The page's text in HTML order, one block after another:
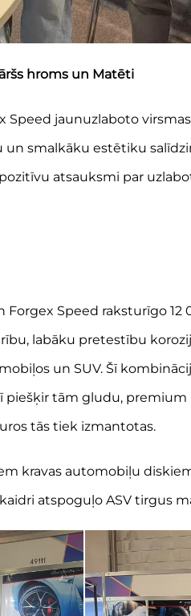
hroms un Matēti
Speed jaunuzlaboto
smalkāku estētiku
atsauksmi par
Speed raksturīgo 12
labāku pretestību
un SUV. Šī
piešķir tām gludu, premium
tās tiek izmantotas.
kravas automobiļu
atspoguļo ASV tirgus